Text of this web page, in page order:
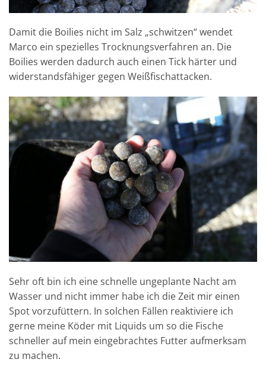
Damit die Boilies nicht im Salz „schwitzen“ wendet
Marco ein spezielles Trocknungsverfahren an. Die
Boilies werden dadurch auch einen Tick härter und
widerstandsfähiger gegen Weißfischattacken.
Sehr oft bin ich eine schnelle ungeplante Nacht am
Wasser und nicht immer habe ich die Zeit mir einen
Spot vorzufüttern. In solchen Fällen reaktiviere ich
gerne meine Köder mit Liquids um so die Fische
schneller auf mein eingebrachtes Futter aufmerksam
zu machen.